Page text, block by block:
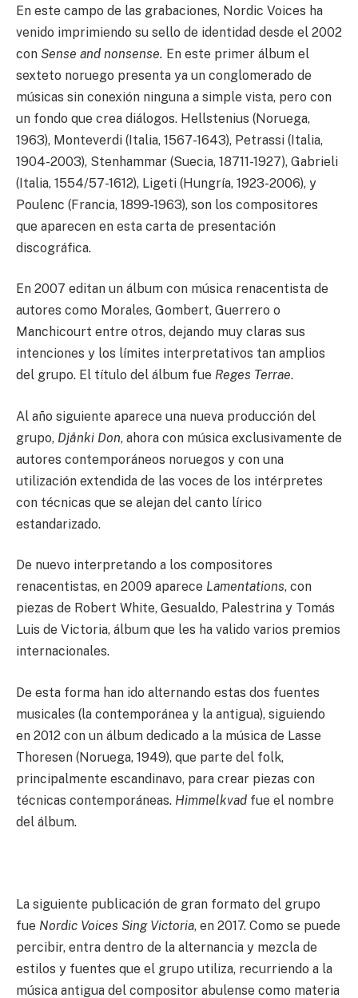
En este campo de las grabaciones, Nordic Voices ha
venido imprimiendo su sello de identidad desde el 2002
con Sense and nonsense. En este primer álbum el
sexteto noruego presenta ya un conglomerado de
músicas sin conexión ninguna a simple vista, pero con
un fondo que crea diálogos. Hellstenius (Noruega,
1963), Monteverdi (Italia, 1567-1643), Petrassi (Italia,
1904-2003), Stenhammar (Suecia, 18711-1927), Gabrieli
(Italia, 1554/57-1612), Ligeti (Hungría, 1923-2006), y
Poulenc (Francia, 1899-1963), son los compositores
que aparecen en esta carta de presentación
discográfica.
En 2007 editan un álbum con música renacentista de
autores como Morales, Gombert, Guerrero o
Manchicourt entre otros, dejando muy claras sus
intenciones y los límites interpretativos tan amplios
del grupo. El título del álbum fue Reges Terrae.
Al año siguiente aparece una nueva producción del
grupo, Djånki Don, ahora con música exclusivamente de
autores contemporáneos noruegos y con una
utilización extendida de las voces de los intérpretes
con técnicas que se alejan del canto lírico
estandarizado.
De nuevo interpretando a los compositores
renacentistas, en 2009 aparece Lamentations, con
piezas de Robert White, Gesualdo, Palestrina y Tomás
Luis de Victoria, álbum que les ha valido varios premios
internacionales.
De esta forma han ido alternando estas dos fuentes
musicales (la contemporánea y la antigua), siguiendo
en 2012 con un álbum dedicado a la música de Lasse
Thoresen (Noruega, 1949), que parte del folk,
principalmente escandinavo, para crear piezas con
técnicas contemporáneas. Himmelkvad fue el nombre
del álbum.
La siguiente publicación de gran formato del grupo
fue Nordic Voices Sing Victoria, en 2017. Como se puede
percibir, entra dentro de la alternancia y mezcla de
estilos y fuentes que el grupo utiliza, recurriendo a la
música antigua del compositor abulense como materia